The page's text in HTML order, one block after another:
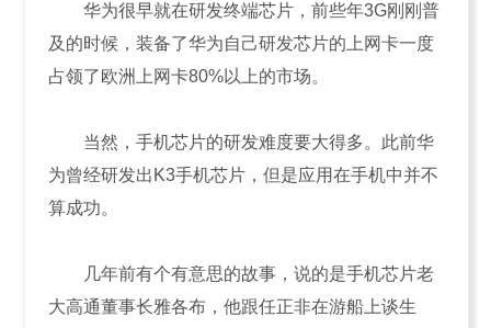
华为很早就在研发终端芯片，前些年3G刚刚普
及的时候，装备了华为自己研发芯片的上网卡一度
占领了欧洲上网卡80%以上的市场。
当然，手机芯片的研发难度要大得多。此前华
为曾经研发出K3手机芯片，但是应用在手机中并不
算成功。
几年前有个有意思的故事，说的是手机芯片老
大高通董事长雅各布，他跟任正非在游船上谈生